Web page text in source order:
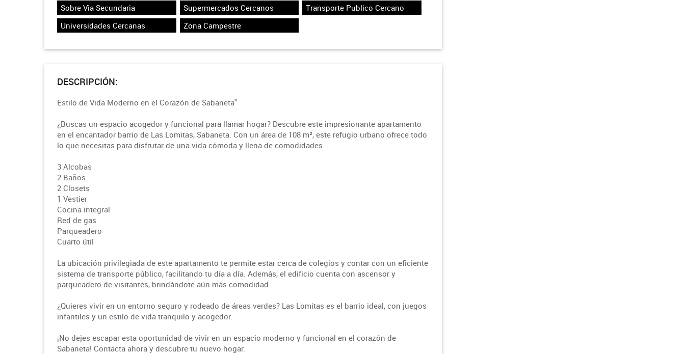
Sobre Via Secundaria
Supermercados Cercanos
Transporte Publico Cercano
Universidades Cercanas
Zona Campestre
DESCRIPCIÓN:
Estilo de Vida Moderno en el Corazón de Sabaneta"
¿Buscas un espacio acogedor y funcional para llamar hogar? Descubre este impresionante apartamento
en el encantador barrio de Las Lomitas, Sabaneta. Con un área de 108 m², este refugio urbano ofrece todo
lo que necesitas para disfrutar de una vida cómoda y llena de comodidades.
3 Alcobas
2 Baños
2 Closets
1 Vestier
Cocina integral
Red de gas
Parqueadero
Cuarto útil
La ubicación privilegiada de este apartamento te permite estar cerca de colegios y contar con un eficiente
sistema de transporte público, facilitando tu día a día. Además, el edificio cuenta con ascensor y
parqueadero de visitantes, brindándote aún más comodidad.
¿Quieres vivir en un entorno seguro y rodeado de áreas verdes? Las Lomitas es el barrio ideal, con juegos
infantiles y un estilo de vida tranquilo y acogedor.
¡No dejes escapar esta oportunidad de vivir en un espacio moderno y funcional en el corazón de
Sabaneta! Contacta ahora y descubre tu nuevo hogar.